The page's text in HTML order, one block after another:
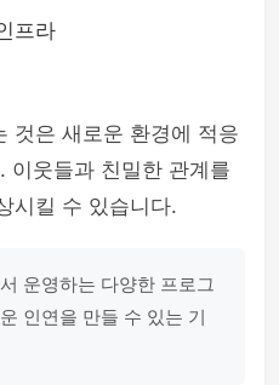
프라
것은 새로운 환경에 적응
이웃들과 친밀한 관계를
시킬 수 있습니다.
운영하는 다양한 프로그
인연을 만들 수 있는 기